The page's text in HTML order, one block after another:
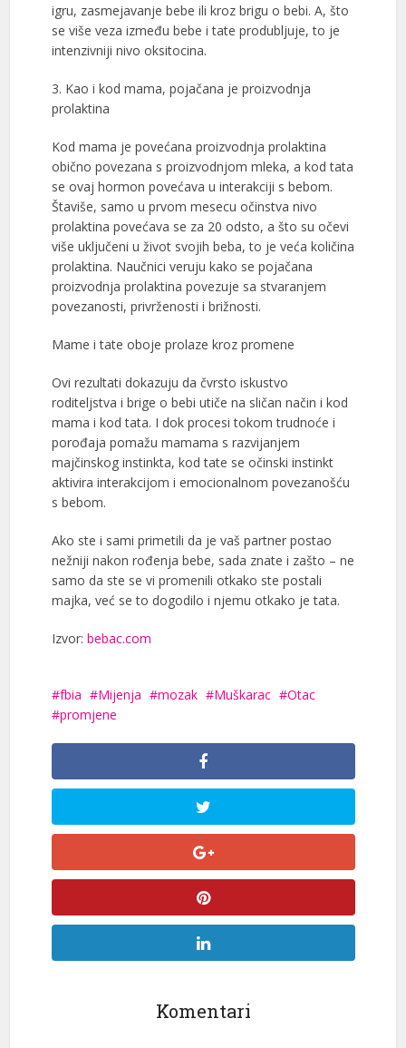
igru, zasmejavanje bebe ili kroz brigu o bebi. A, što
se više veza između bebe i tate produbljuje, to je
intenzivniji nivo oksitocina.
3. Kao i kod mama, pojačana je proizvodnja
prolaktina
Kod mama je povećana proizvodnja prolaktina
obično povezana s proizvodnjom mleka, a kod tata
se ovaj hormon povećava u interakciji s bebom.
Štaviše, samo u prvom mesecu očinstva nivo
prolaktina povećava se za 20 odsto, a što su očevi
više uključeni u život svojih beba, to je veća količina
prolaktina. Naučnici veruju kako se pojačana
proizvodnja prolaktina povezuje sa stvaranjem
povezanosti, privrženosti i brižnosti.
Mame i tate oboje prolaze kroz promene
Ovi rezultati dokazuju da čvrsto iskustvo
roditeljstva i brige o bebi utiče na sličan način i kod
mama i kod tata. I dok procesi tokom trudnoće i
porođaja pomažu mamama s razvijanjem
majčinskog instinkta, kod tate se očinski instinkt
aktivira interakcijom i emocionalnom povezanošću
s bebom.
Ako ste i sami primetili da je vaš partner postao
nežniji nakon rođenja bebe, sada znate i zašto – ne
samo da ste se vi promenili otkako ste postali
majka, već se to dogodilo i njemu otkako je tata.
Izvor: bebac.com
fbia Mijenja mozak Muškarac
Otac
promjene
Komentari